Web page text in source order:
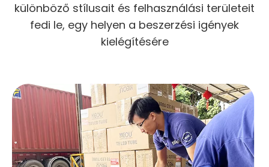
különböző stílusait és felhasználási területeit
fedi le, egy helyen a beszerzési igények
kielégítésére